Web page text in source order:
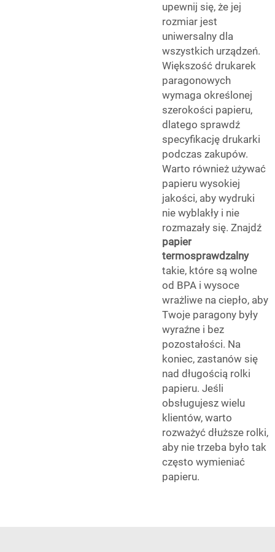
upewnij się, że jej
rozmiar jest
uniwersalny dla
wszystkich urządzeń.
Większość drukarek
paragonowych
wymaga określonej
szerokości papieru,
dlatego sprawdź
specyfikację drukarki
podczas zakupów.
Warto również używać
papieru wysokiej
jakości, aby wydruki
nie wyblakły i nie
rozmazały się. Znajdź
papier
termosprawdzalny
takie, które są wolne
od BPA i wysoce
wrażliwe na ciepło, aby
Twoje paragony były
wyraźne i bez
pozostałości. Na
koniec, zastanów się
nad długością rolki
papieru. Jeśli
obsługujesz wielu
klientów, warto
rozważyć dłuższe rolki,
aby nie trzeba było tak
często wymieniać
papieru.